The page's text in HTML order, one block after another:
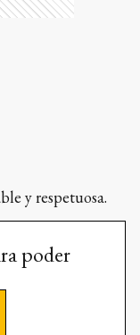
y respetuosa.
poder